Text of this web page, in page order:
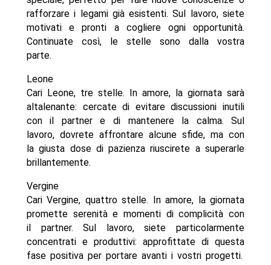
rafforzare i legami già esistenti. Sul lavoro, siete
motivati e pronti a cogliere ogni opportunità.
Continuate così, le stelle sono dalla vostra
parte.
Leone
Cari Leone, tre stelle. In amore, la giornata sarà
altalenante: cercate di evitare discussioni inutili
con il partner e di mantenere la calma. Sul
lavoro, dovrete affrontare alcune sfide, ma con
la giusta dose di pazienza riuscirete a superarle
brillantemente.
Vergine
Cari Vergine, quattro stelle. In amore, la giornata
promette serenità e momenti di complicità con
il partner. Sul lavoro, siete particolarmente
concentrati e produttivi: approfittate di questa
fase positiva per portare avanti i vostri progetti.